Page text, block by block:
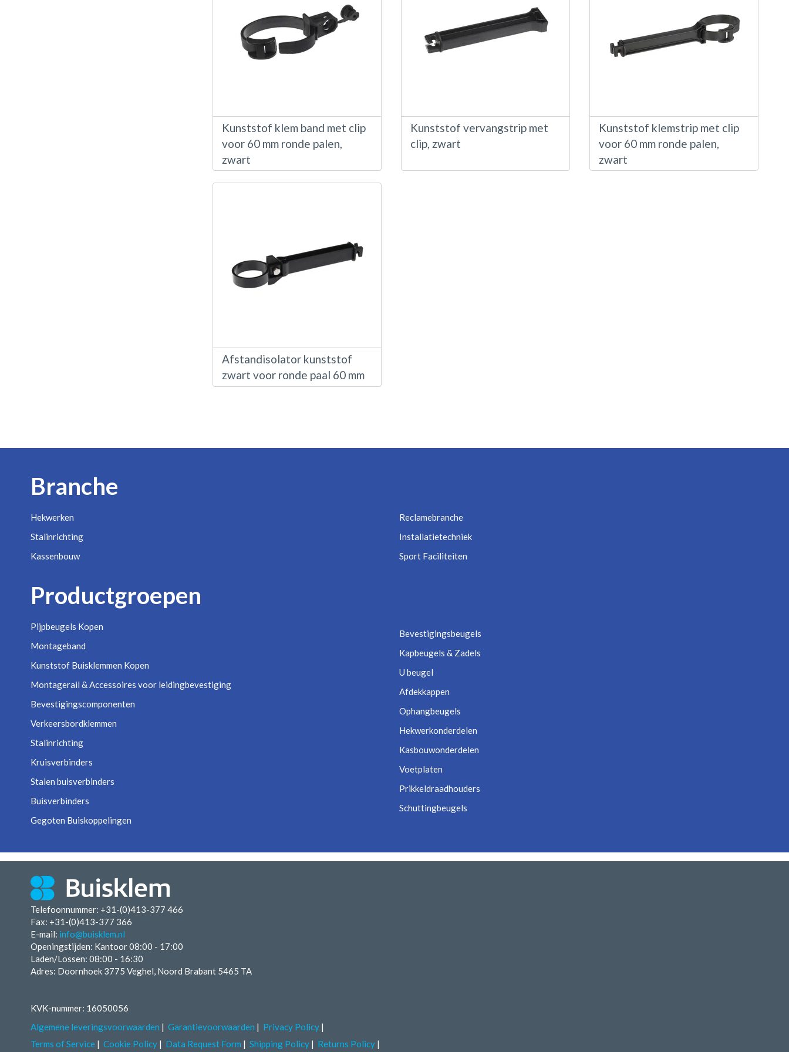
Kunststof klem band met clip
voor 60 mm ronde palen,
zwart
Kunststof vervangstrip met
clip, zwart
Kunststof klemstrip met clip
voor 60 mm ronde palen,
zwart
Afstandisolator kunststof
zwart voor ronde paal 60 mm
Branche
Hekwerken
Stalinrichting
Kassenbouw
Reclamebranche
Installatietechniek
Sport Faciliteiten
Productgroepen
Pijpbeugels Kopen
Montageband
Kunststof Buisklemmen Kopen
Montagerail & Accessoires voor leidingbevestiging
Bevestigingscomponenten
Verkeersbordklemmen
Stalinrichting
Kruisverbinders
Stalen buisverbinders
Buisverbinders
Gegoten Buiskoppelingen
Bevestigingsbeugels
Kapbeugels & Zadels
U beugel
Afdekkappen
Ophangbeugels
Hekwerkonderdelen
Kasbouwonderdelen
Voetplaten
Prikkeldraadhouders
Schuttingbeugels
Telefoonnummer: +31-(0)413-377 466
Fax: +31-(0)413-377 366
E-mail: info@buisklem.nl
Openingstijden: Kantoor 08:00 - 17:00
Laden/Lossen: 08:00 - 16:30
Adres: Doornhoek 3775 Veghel, Noord Brabant 5465 TA
KVK-nummer: 16050056
Algemene leveringsvoorwaarden
Garantievoorwaarden
Privacy Policy
Terms of Service
Cookie Policy Data Request Form Shipping Policy Returns Policy